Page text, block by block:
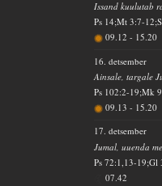
Issand kuulutab
Ps 14;Mt 3:7-
09.12- 15.20
16. detsember
Ainsale, targale
Ps 102:2-19;Mk
09.13- 15.20
17. detsember
Jumal, uuenda
Ps 72:1,13-19;Gl
07.42